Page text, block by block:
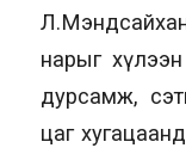
нарыг
дурсамж,
цаг